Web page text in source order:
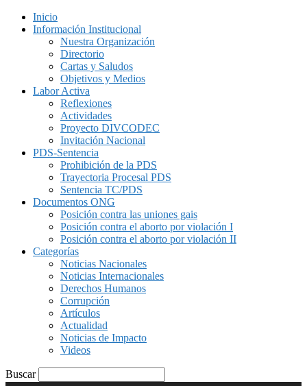
Inicio
Información Institucional
Nuestra Organización
Directorio
Cartas y Saludos
Objetivos y Medios
Labor Activa
Reflexiones
Actividades
Proyecto DIVCODEC
Invitación Nacional
PDS-Sentencia
Prohibición de la PDS
Trayectoria Procesal PDS
Sentencia TC/PDS
Documentos ONG
Posición contra las uniones gais
Posición contra el aborto por violación I
Posición contra el aborto por violación II
Categorías
Noticias Nacionales
Noticias Internacionales
Derechos Humanos
Corrupción
Artículos
Actualidad
Noticias de Impacto
Videos
Buscar